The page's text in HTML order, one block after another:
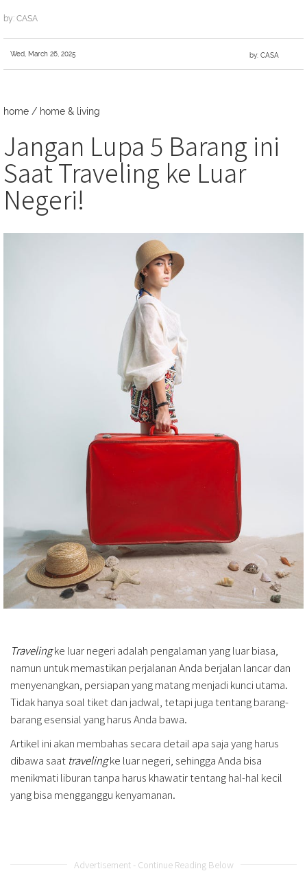
by: CASA
Wed, March 26, 2025 by: CASA
home / home & living
Jangan Lupa 5 Barang ini
Saat Traveling ke Luar
Negeri!
Travelingke luar negeri adalah pengalaman yang luar biasa,
namun untuk memastikan perjalanan Anda berjalan lancar dan
menyenangkan, persiapan yang matang menjadi kunci utama.
Tidak hanya soal tiket dan jadwal, tetapi juga tentang barang-
barang esensial yang harus Anda bawa.
Artikel ini akan membahas secara detail apa saja yang harus
dibawa saat travelingke luar negeri, sehingga Anda bisa
menikmati liburan tanpa harus khawatir tentang hal-hal kecil
yang bisa mengganggu kenyamanan.
Advertisement - Continue Reading Below